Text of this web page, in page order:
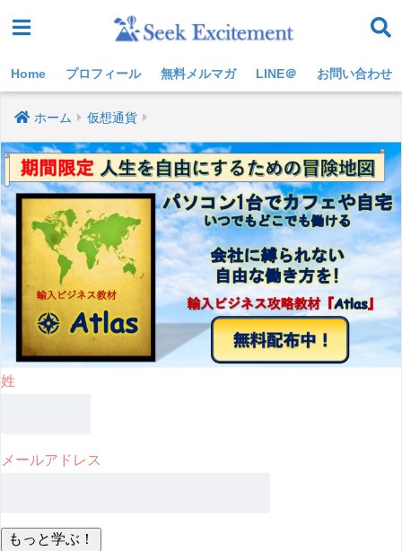
Home プロフィール 無料メルマガ LINE＠ お問い合わせ
ホーム 仮想通貨
姓
メールアドレス